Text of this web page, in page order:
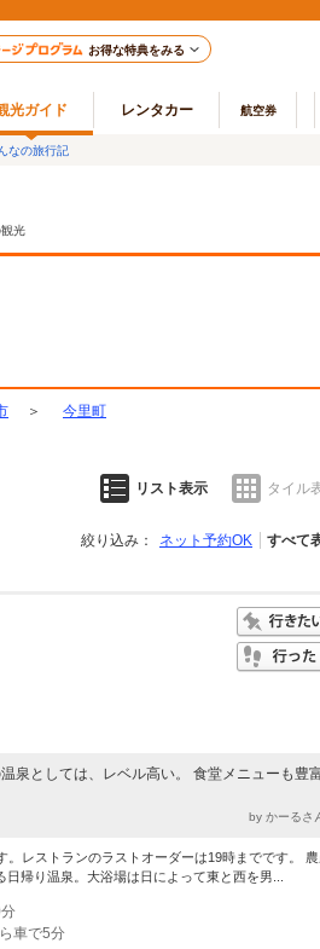
お得な特典をみる
光ガイド レンタカー 航空券
なの旅行記
光
＞
今里町
リスト表示 タイル
絞り込み： ネット予約OK すべて
泉としては、レベル高い。 食堂メニューも豊
by かーるさん
。レストランのラストオーダーは19時までです。
帰り温泉。大浴場は日によって東と西を男...
車で5分